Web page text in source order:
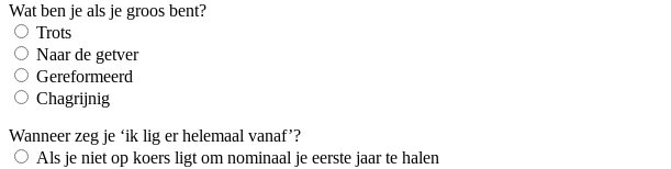
Wat ben je als je groos bent?
Trots
Naar de getver
Gereformeerd
Chagrijnig
Wanneer zeg je ‘ik lig er helemaal vanaf’?
Als je niet op koers ligt om nominaal je eerste jaar te halen